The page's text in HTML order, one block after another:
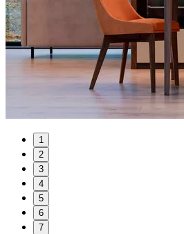
1
2
3
4
5
6
7